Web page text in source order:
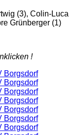
(3), Colin-Luca
Grünberger (1)
!